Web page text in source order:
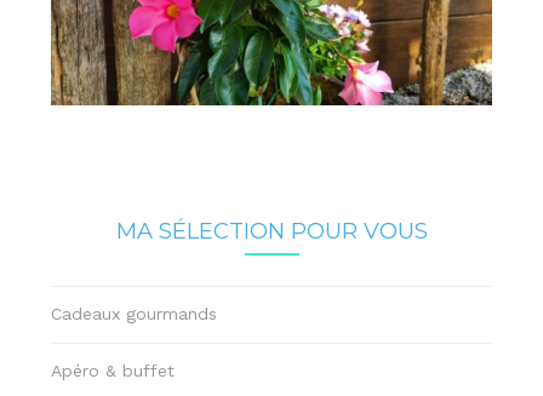
MA SÉLECTION POUR VOUS
Cadeaux gourmands
Apéro & buffet